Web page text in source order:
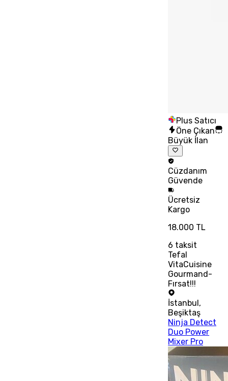
Plus Satıcı
Öne Çıkan
Büyük İlan
Cüzdanım
Güvende
Ücretsiz
Kargo
18.000 TL
6 taksit
Tefal
VitaCuisine
Gourmand-
Fırsat!!!
İstanbul ,
Beşiktaş
Ninja Detect
Duo Power
Mixer Pro